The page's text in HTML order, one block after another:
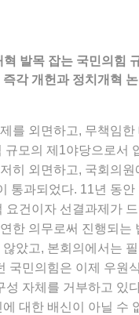
혁 발목 잡는 국민의힘
각 개헌과 정치개혁
를 외면하고, 무책임
모의 제1야당으로서
히 외면하고, 국회의
통과되었다. 11년 동
건이자 선결과제가
한 의무로써 진행되는
았고, 본회의에서는
민의힘은 이제 우원
성 자체를 거부하고 있
대한 배신이 아닐 수